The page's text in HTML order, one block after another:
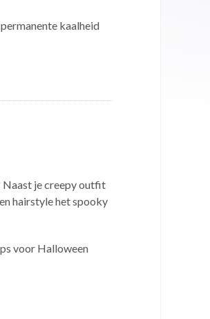
kaalheid
Naast je creepy outfit
hairstyle het spooky
voor Halloween